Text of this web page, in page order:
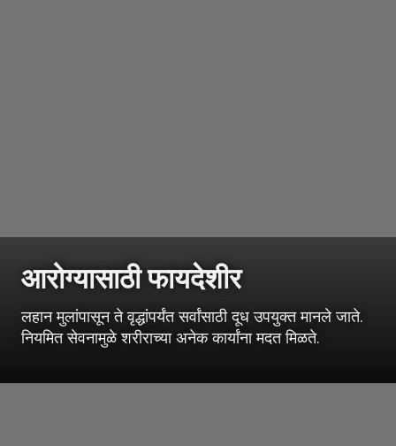
आरोग्यासाठी फायदेशीर
लहान मुलांपासून ते वृद्धांपर्यंत सर्वांसाठी दूध उपयुक्त मानले जाते.
नियमित सेवनामुळे शरीराच्या अनेक कार्यांना मदत मिळते.